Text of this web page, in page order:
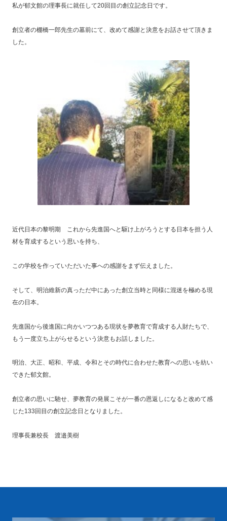
私が郁文館の理事長に就任して20回目の創立記念日です。
創立者の棚橋一郎先生の墓前にて、改めて感謝と決意をお話させて頂きま
した。
近代日本の黎明期 これから先進国へと駆け上がろうとする日本を担う人
材を育成するという思いを持ち、
この学校を作っていただいた事への感謝をまず伝えました。
そして、明治維新の真っただ中にあった創立当時と同様に混迷を極める現
在の日本。
先進国から後進国に向かいつつある現状を夢教育で育成する人財たちで、
もう一度立ち上がらせるという決意もお話しました。
明治、大正、昭和、平成、令和とその時代に合わせた教育への思いを紡い
できた郁文館。
創立者の思いに馳せ、夢教育の発展こそが一番の恩返しになると改めて感
じた133回目の創立記念日となりました。
理事長兼校長 渡邉美樹